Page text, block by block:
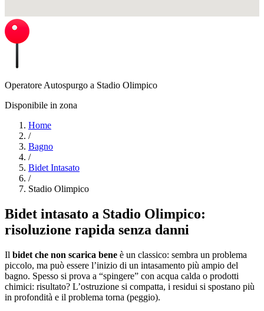
Operatore Autospurgo a Stadio Olimpico
Disponibile in zona
Home
/
Bagno
/
Bidet Intasato
/
Stadio Olimpico
Bidet intasato a Stadio Olimpico:
risoluzione rapida senza danni
Il bidet che non scarica bene è un classico: sembra un problema
piccolo, ma può essere l’inizio di un intasamento più ampio del
bagno. Spesso si prova a “spingere” con acqua calda o prodotti
chimici: risultato? L’ostruzione si compatta, i residui si spostano più
in profondità e il problema torna (peggio).